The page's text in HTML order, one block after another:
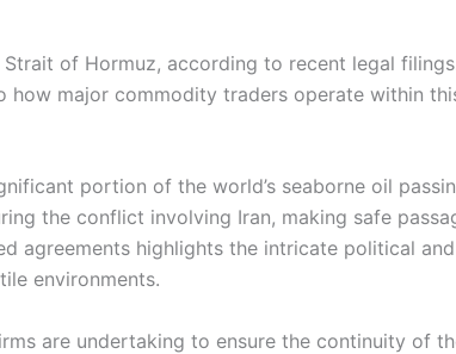
of Hormuz, according to recent legal
major commodity traders operate within
portion of the world’s seaborne oil
the conflict involving Iran, making safe
agreements highlights the intricate political
environments.
are undertaking to ensure the continuity of